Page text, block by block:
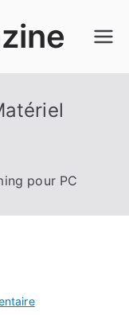
pour PC
sur